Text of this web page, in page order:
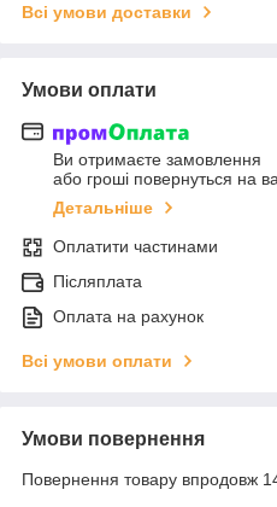
Всі умови доставки
Умови оплати
Ви отримаєте замовлення
або гроші повернуться на
Детальніше
Оплатити частинами
Післяплата
Оплата на рахунок
Всі умови оплати
Умови повернення
Повернення товару впродовж